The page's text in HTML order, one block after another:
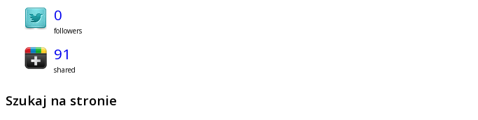
0
followers
91
shared
Szukaj na stronie